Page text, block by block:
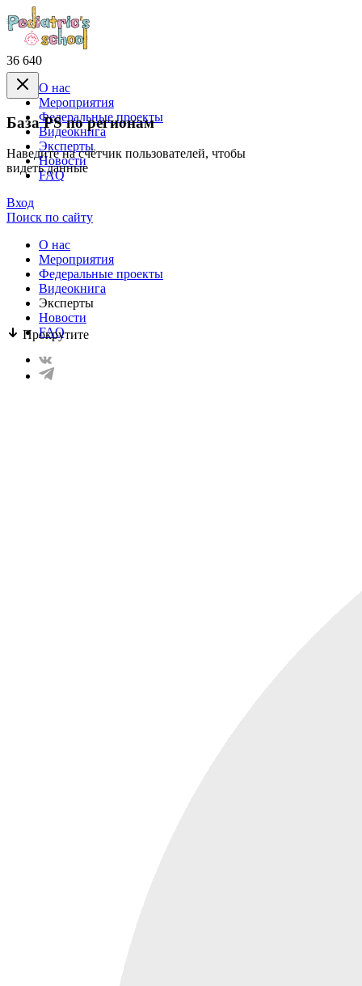
36 640
База PS по регионам
Наведите на счётчик пользователей, чтобы
видеть данные
Прокрутите
О нас
Mероприятия
Федеральные проекты
Видеокнига
Эксперты
Новости
FAQ
Вход
Поиск по сайту
О нас
Mероприятия
Федеральные проекты
Видеокнига
Эксперты
Новости
FAQ